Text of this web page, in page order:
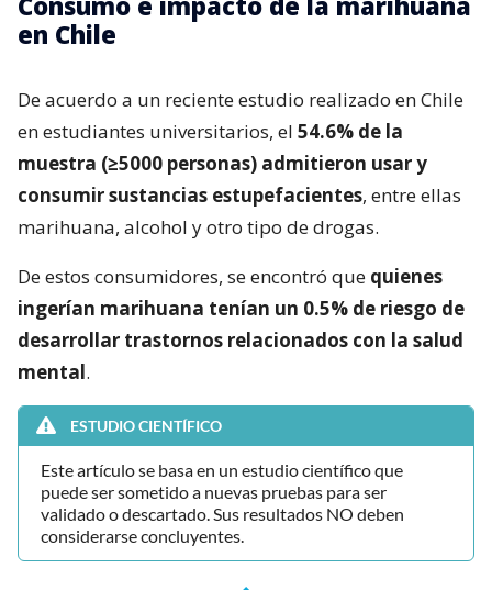
en Chile
De acuerdo a un reciente estudio realizado en Chile
en estudiantes universitarios, el 54.6% de la
muestra (≥5000 personas) admitieron usar y
consumir sustancias estupefacientes, entre ellas
marihuana, alcohol y otro tipo de drogas.
De estos consumidores, se encontró que quienes
ingerían marihuana tenían un 0.5% de riesgo de
desarrollar trastornos relacionados con la salud
mental.
ESTUDIO CIENTÍFICO
Este artículo se basa en un estudio científico que
puede ser sometido a nuevas pruebas para ser
validado o descartado. Sus resultados NO deben
considerarse concluyentes.